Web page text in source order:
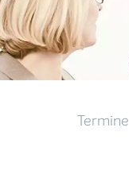
Termine